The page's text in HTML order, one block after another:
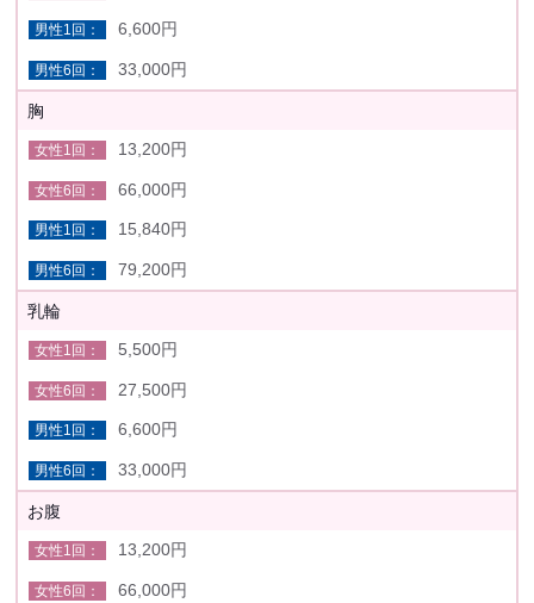
6,600円
33,000円
胸
13,200円
66,000円
15,840円
79,200円
乳輪
5,500円
27,500円
6,600円
33,000円
お腹
13,200円
66,000円